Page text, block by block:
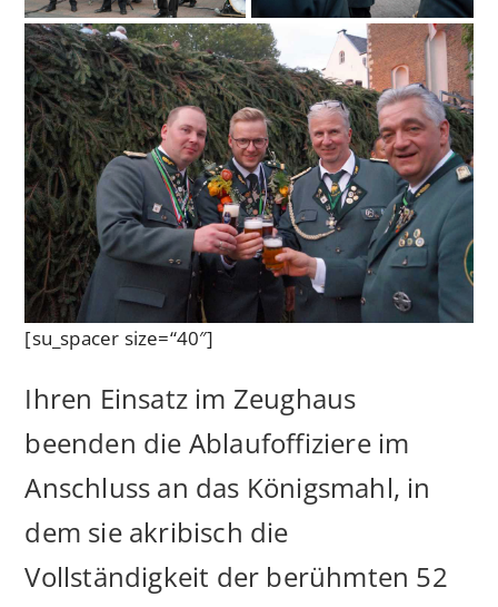
[su_spacer size=“40″]
Ihren Einsatz im Zeughaus
beenden die Ablaufoffiziere im
Anschluss an das Königsmahl, in
dem sie akribisch die
Vollständigkeit der berühmten 52